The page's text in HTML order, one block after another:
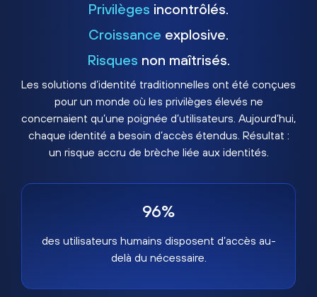
Privilèges incontrôlés.
Croissance explosive.
Risques non maîtrisés.
Les solutions d’identité traditionnelles ont été conçues
pour un monde où les privilèges élevés ne
concernaient qu’une poignée d’utilisateurs. Aujourd’hui,
chaque identité a besoin d’accès étendus. Résultat :
un risque accru de brèche liée aux identités.
96%
des utilisateurs humains disposent d’accès au-
delà du nécessaire.